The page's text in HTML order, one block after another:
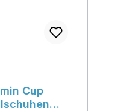
Cup